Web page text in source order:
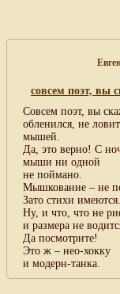
совсем поэт, вы
Совсем поэт, вы
обленился, не ловит
мышей.
Да, это верно! С
мыши ни одной
не поймано.
Мышкование – не
Зато стихи имеются.
Ну, и что, что не
и размера не
Да посмотрите!
Это ж – нео-хокку
и модерн-танка.